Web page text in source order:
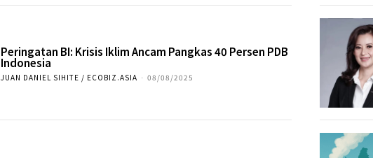
Peringatan BI: Krisis Iklim Ancam Pangkas 40 Persen PDB
Indonesia
JUAN DANIEL SIHITE / ECOBIZ.ASIA - 08/08/2025